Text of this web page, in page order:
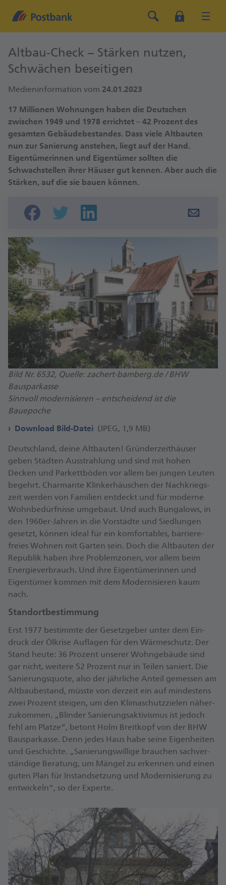
Altbau-Check – Stärken nutzen,
Schwächen beseitigen
Medieninformation vom 24.01.2023
17 Millionen Wohnungen haben die Deutschen
zwischen 1949 und 1978 errichtet – 42 Prozent des
gesamten Gebäudebestandes. Dass viele Altbauten
nun zur Sanierung anstehen, liegt auf der Hand.
Eigentümerinnen und Eigentümer sollten die
Schwachstellen ihrer Häuser gut kennen. Aber auch die
Stärken, auf die sie bauen können.
Bild Nr. 6532, Quelle: zachert-bamberg.de / BHW
Bausparkasse
Sinnvoll modernisieren – entscheidend ist die
Bauepoche
Download Bild-Datei (JPEG, 1,9 MB)
Deutsch­land, deine Alt­bauten! Gründer­zeit­häuser
geben Städten Aus­strahlung und sind mit hohen
Decken und Par­kett­böden vor allem bei jungen Leuten
be­gehrt. Char­man­te Klinker­häus­chen der Nach­kriegs­
zeit werden von Familien ent­deckt und für moderne
Wohn­bedürf­nisse um­ge­baut. Und auch Bunga­lows, in
den 1960er-Jahren in die Vor­städte und Sied­lungen
gesetzt, können ideal für ein kom­forta­bles, barriere­
freies Wohnen mit Garten sein. Doch die Alt­bauten der
Re­publik haben ihre Pro­blem­zonen, vor allem beim
Energie­ver­brauch. Und ihre Eigen­tümerin­nen und
Eigen­tümer kom­men mit dem Moder­nisieren kaum
nach.
Standortbestimmung
Erst 1977 bestim­mte der Gesetz­geber unter dem Ein­
druck der Öl­krise Auf­lagen für den Wärme­schutz. Der
Stand heute: 36 Pro­zent unserer Wohn­ge­bäude sind
gar nicht, weitere 52 Pro­zent nur in Teilen saniert. Die
Sa­nierungs­quote, also der jähr­liche Anteil gemessen am
Alt­bau­bestand, müsste von derzeit ein auf min­destens
zwei Pro­zent steigen, um den Klima­schutz­zielen näher­
zu­kommen. „Blin­der Sa­nierungs­aktivis­mus ist jedoch
fehl am Platze“, betont Holm Breit­kopf von der BHW
Bau­spar­kasse. Denn jedes Haus habe seine Eigen­heiten
und Ge­schichte. „Sa­nierungs­willige brauchen sach­ver­
stän­dige Be­ratung, um Mängel zu er­kennen und einen
guten Plan für In­stand­setzung und Moder­nisie­rung zu
ent­wickeln“, so der Experte.